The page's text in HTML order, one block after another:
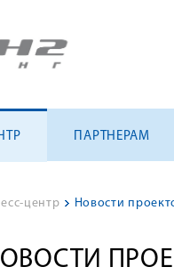
ПАРТНЕРАМ
центр > Новости